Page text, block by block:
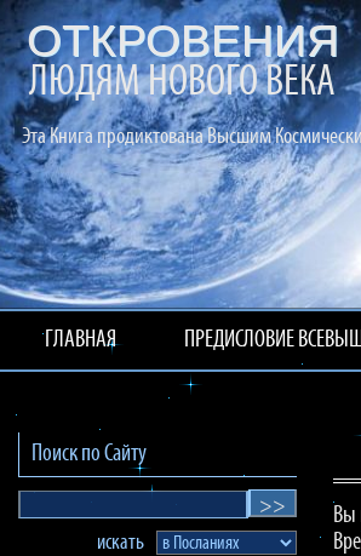
ОТКРОВЕНИЯ
ЛЮДЯМ НОВОГО ВЕКА
Эта Книга продиктована Высшим
ГЛАВНАЯ ПРЕДИСЛОВИЕ
Поиск по Сайту
искать
Вы